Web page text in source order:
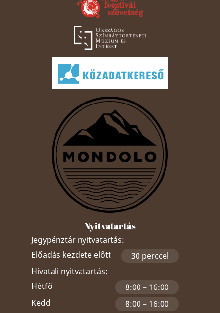
Nyitvatartás
Jegypénztár nyitvatartás:
Előadás kezdete előtt
30 perccel
Hivatali nyitvatartás:
Hétfő
8:00 – 16:00
Kedd
8:00 – 16:00